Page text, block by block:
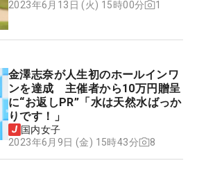
2023年6月13日 (火) 15時00分 1
金澤志奈が人生初のホールインワ
ンを達成 主催者から10万円贈呈
に“お返しPR”「水は天然水ばっか
りです！」
国内女子
2023年6月9日 (金) 15時43分
8